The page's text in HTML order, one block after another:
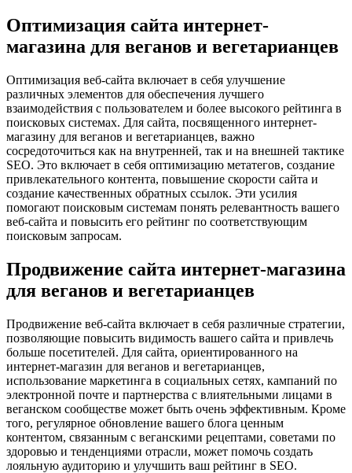
Оптимизация сайта интернет-
магазина для веганов и вегетарианцев
Оптимизация веб-сайта включает в себя улучшение
различных элементов для обеспечения лучшего
взаимодействия с пользователем и более высокого рейтинга в
поисковых системах. Для сайта, посвященного интернет-
магазину для веганов и вегетарианцев, важно
сосредоточиться как на внутренней, так и на внешней тактике
SEO. Это включает в себя оптимизацию метатегов, создание
привлекательного контента, повышение скорости сайта и
создание качественных обратных ссылок. Эти усилия
помогают поисковым системам понять релевантность вашего
веб-сайта и повысить его рейтинг по соответствующим
поисковым запросам.
Продвижение сайта интернет-магазина
для веганов и вегетарианцев
Продвижение веб-сайта включает в себя различные стратегии,
позволяющие повысить видимость вашего сайта и привлечь
больше посетителей. Для сайта, ориентированного на
интернет-магазин для веганов и вегетарианцев,
использование маркетинга в социальных сетях, кампаний по
электронной почте и партнерства с влиятельными лицами в
веганском сообществе может быть очень эффективным. Кроме
того, регулярное обновление вашего блога ценным
контентом, связанным с веганскими рецептами, советами по
здоровью и тенденциями отрасли, может помочь создать
лояльную аудиторию и улучшить ваш рейтинг в SEO.